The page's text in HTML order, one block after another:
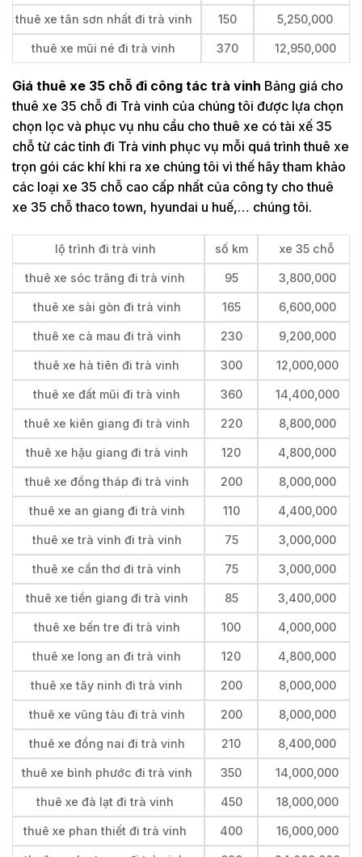
thuê xe tân sơn nhất đi trà vinh 150 5,250,000
thuê xe mũi né đi trà vinh 370 12,950,000
Giá thuê xe 35 chỗ đi công tác trà vinh Bảng giá cho
thuê xe 35 chỗ đi Trà vinh của chúng tôi được lựa chọn
chọn lọc và phục vụ nhu cầu cho thuê xe có tài xế 35
chỗ từ các tỉnh đi Trà vinh phục vụ mỗi quá trình thuê xe
trọn gói các khí khi ra xe chúng tôi vì thế hãy tham khảo
các loại xe 35 chỗ cao cấp nhất của công ty cho thuê
xe 35 chỗ thaco town, hyundai u huế,… chúng tôi.
lộ trình đi trà vinh số km xe 35 chỗ
thuê xe sóc trăng đi trà vinh 95 3,800,000
thuê xe sài gòn đi trà vinh 165 6,600,000
thuê xe cà mau đi trà vinh 230 9,200,000
thuê xe hà tiên đi trà vinh 300 12,000,000
thuê xe đất mũi đi trà vinh 360 14,400,000
thuê xe kiên giang đi trà vinh 220 8,800,000
thuê xe hậu giang đi trà vinh 120 4,800,000
thuê xe đồng tháp đi trà vinh 200 8,000,000
thuê xe an giang đi trà vinh 110 4,400,000
thuê xe trà vinh đi trà vinh 75 3,000,000
thuê xe cần thơ đi trà vinh 75 3,000,000
thuê xe tiền giang đi trà vinh 85 3,400,000
thuê xe bến tre đi trà vinh 100 4,000,000
thuê xe long an đi trà vinh 120 4,800,000
thuê xe tây ninh đi trà vinh 200 8,000,000
thuê xe vũng tàu đi trà vinh 200 8,000,000
thuê xe đồng nai đi trà vinh 210 8,400,000
thuê xe bình phước đi trà vinh 350 14,000,000
thuê xe đà lạt đi trà vinh 450 18,000,000
thuê xe phan thiết đi trà vinh 400 16,000,000